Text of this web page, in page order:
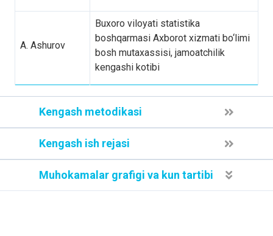
A. Ashurov
Buxoro viloyati statistika
boshqarmasi Axborot xizmati bo‘limi
bosh mutaxassisi, jamoatchilik
kengashi kotibi
Kengash metodikasi
Kengash ish rejasi
Muhokamalar grafigi va kun tartibi